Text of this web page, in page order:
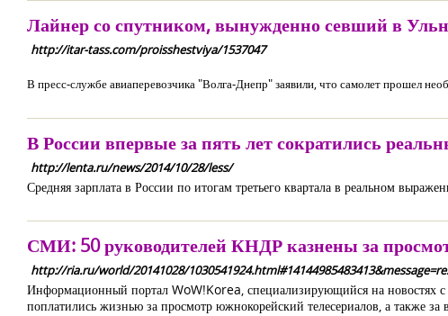
Лайнер со спутником, вынужденно севший в
http://itar-tass.com/proisshestviya/1537047
В пресс-службе авиаперевозчика "Волга-Днепр" заявили, что самолет прошел
В России впервые за пять лет сократились
http://lenta.ru/news/2014/10/28/less/
Средняя зарплата в России по итогам третьего квартала в реальном
СМИ: 50 руководителей КНДР казнены за
http://ria.ru/world/20141028/
Информационный портал WoW!Korea, специализирующийся на новостях с
поплатились жизнью за просмотр южнокорейский телесериалов, а также за